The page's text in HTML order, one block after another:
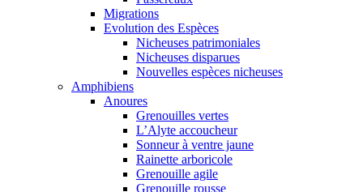
Migrations
Evolution des Espèces
Nicheuses patrimoniales
Nicheuses disparues
Nouvelles espèces nicheuses
Amphibiens
Anoures
Grenouilles vertes
L’Alyte accoucheur
Sonneur à ventre jaune
Rainette arboricole
Grenouille agile
Grenouille rousse